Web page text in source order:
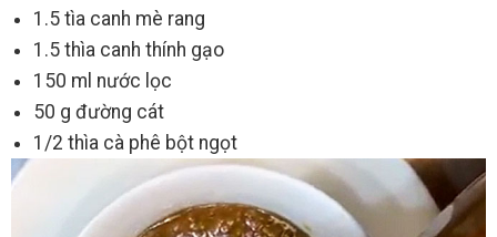
1.5 tìa canh mè rang
1.5 thìa canh thính gạo
150 ml nước lọc
50 g đường cát
1/2 thìa cà phê bột ngọt